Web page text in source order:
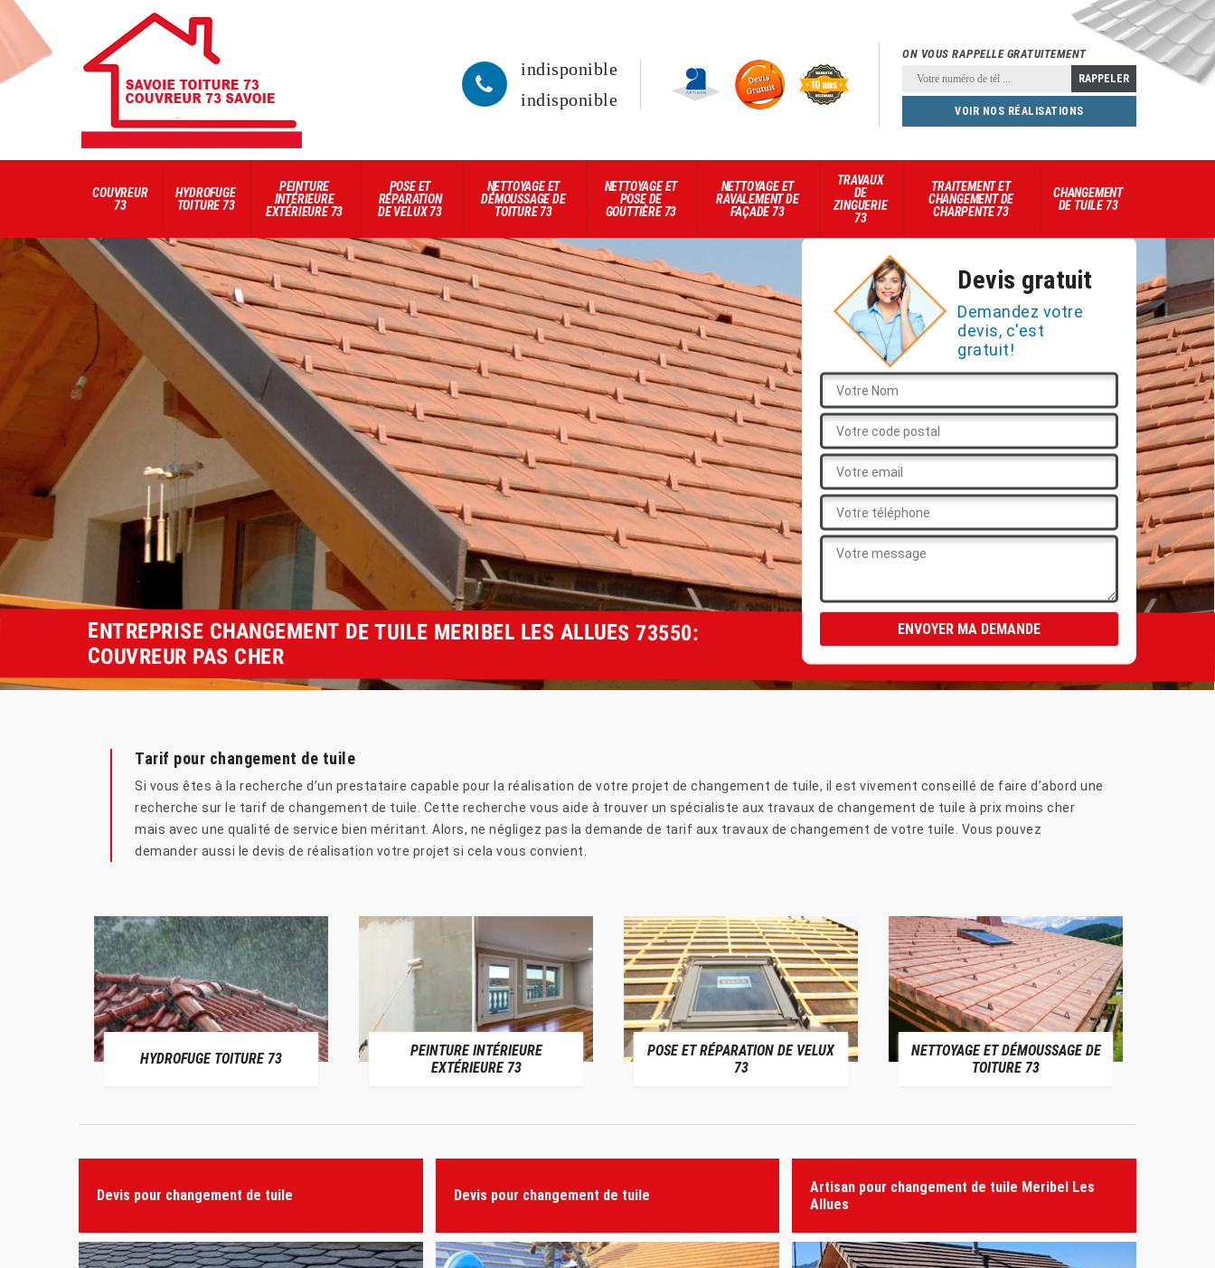
indisponible
indisponible
ON VOUS RAPPELLE GRATUITEMENT
VOIR NOS RÉALISATIONS
COUVREUR
73
HYDROFUGE
TOITURE 73
PEINTURE
INTÉRIEURE
EXTÉRIEURE 73
POSE ET
RÉPARATION
DE VELUX 73
NETTOYAGE ET
DÉMOUSSAGE DE
TOITURE 73
NETTOYAGE ET
POSE DE
GOUTTIÈRE 73
NETTOYAGE ET
RAVALEMENT DE
FAÇADE 73
TRAVAUX
DE
ZINGUERIE
73
TRAITEMENT ET
CHANGEMENT DE
CHARPENTE 73
CHANGEMENT
DE TUILE 73
Devis gratuit
Demandez votre
devis, c'est
gratuit!
ENTREPRISE CHANGEMENT DE TUILE MERIBEL LES ALLUES 73550:
COUVREUR PAS CHER
Tarif pour changement de tuile
Si vous êtes à la recherche d’un prestataire capable pour la réalisation de votre projet de changement de tuile, il est vivement conseillé de faire d’abord une
recherche sur le tarif de changement de tuile. Cette recherche vous aide à trouver un spécialiste aux travaux de changement de tuile à prix moins cher
mais avec une qualité de service bien méritant. Alors, ne négligez pas la demande de tarif aux travaux de changement de votre tuile. Vous pouvez
demander aussi le devis de réalisation votre projet si cela vous convient.
HYDROFUGE TOITURE 73
PEINTURE INTÉRIEURE
EXTÉRIEURE 73
POSE ET RÉPARATION DE VELUX
73
NETTOYAGE ET DÉMOUSSAGE DE
TOITURE 73
Devis pour changement de tuile Devis pour changement de tuile
Artisan pour changement de tuile Meribel Les
Allues